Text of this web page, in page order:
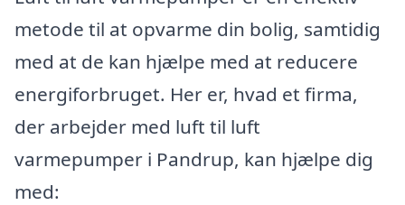
metode til at opvarme din bolig, samtidig
med at de kan hjælpe med at reducere
energiforbruget. Her er, hvad et firma,
der arbejder med luft til luft
varmepumper i Pandrup, kan hjælpe dig
med: